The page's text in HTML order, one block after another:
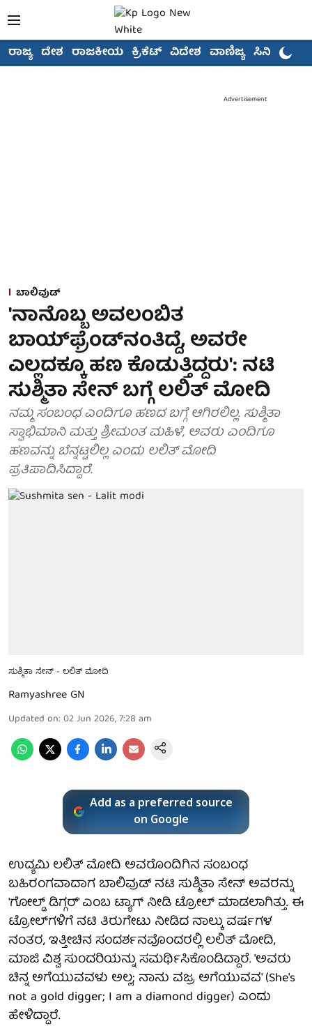
ರಾಜ್ಯ ದೇಶ ರಾಜಕೀಯ ಕ್ರಿಕೆಟ್ ವಿದೇಶ ವಾಣಿಜ್ಯ ಸಿನಿಮಾ
Advertisement
ಬಾಲಿವುಡ್
'ನಾನೊಬ್ಬ ಅವಲಂಬಿತ
ಬಾಯ್‌ಫ್ರೆಂಡ್‌ನಂತಿದ್ದೆ, ಅವರೇ
ಎಲ್ಲದಕ್ಕೂ ಹಣ ಕೊಡುತ್ತಿದ್ದರು': ನಟಿ
ಸುಶ್ಮಿತಾ ಸೇನ್ ಬಗ್ಗೆ ಲಲಿತ್ ಮೋದಿ
ನಮ್ಮ ಸಂಬಂಧ ಎಂದಿಗೂ ಹಣದ ಬಗ್ಗೆ ಆಗಿರಲಿಲ್ಲ. ಸುಶ್ಮಿತಾ
ಸ್ವಾಭಿಮಾನಿ ಮತ್ತು ಶ್ರೀಮಂತ ಮಹಿಳೆ, ಅವರು ಎಂದಿಗೂ
ಹಣವನ್ನು ಬೆನ್ನಟ್ಟಲಿಲ್ಲ ಎಂದು ಲಲಿತ್ ಮೋದಿ
ಪ್ರತಿಪಾದಿಸಿದ್ದಾರೆ.
ಸುಶ್ಮಿತಾ ಸೇನ್ - ಲಲಿತ್ ಮೋದಿ
Ramyashree GN
Updated on: 02 Jun 2026, 7:28 am
Add as a preferred source
on Google
ಉದ್ಯಮಿ ಲಲಿತ್ ಮೋದಿ ಅವರೊಂದಿಗಿನ ಸಂಬಂಧ
ಬಹಿರಂಗವಾದಾಗ ಬಾಲಿವುಡ್ ನಟಿ ಸುಶ್ಮಿತಾ ಸೇನ್ ಅವರನ್ನು
'ಗೋಲ್ಡ್ ಡಿಗ್ಗರ್' ಎಂಬ ಟ್ಯಾಗ್ ನೀಡಿ ಟ್ರೋಲ್‌ ಮಾಡಲಾಗಿತ್ತು. ಈ
ಟ್ರೋಲ್‌ಗಳಿಗೆ ನಟಿ ತಿರುಗೇಟು ನೀಡಿದ ನಾಲ್ಕು ವರ್ಷಗಳ
ನಂತರ, ಇತ್ತೀಚಿನ ಸಂದರ್ಶನವೊಂದರಲ್ಲಿ ಲಲಿತ್ ಮೋದಿ,
ಮಾಜಿ ವಿಶ್ವ ಸುಂದರಿಯನ್ನು ಸಮರ್ಥಿಸಿಕೊಂಡಿದ್ದಾರೆ. 'ಅವರು
ಚಿನ್ನ ಅಗೆಯುವವಳು ಅಲ್ಲ; ನಾನು ವಜ್ರ ಅಗೆಯುವವ' (She's
not a gold digger; I am a diamond digger) ಎಂದು
ಹೇಳಿದ್ದಾರೆ.